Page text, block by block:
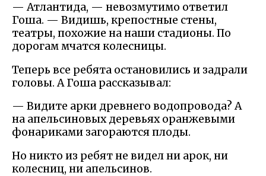
— Атлантида, — невозмутимо ответил
Гоша. — Видишь, крепостные стены,
театры, похожие на наши стадионы. По
дорогам мчатся колесницы.
Теперь все ребята остановились и задрали
головы. А Гоша рассказывал:
— Видите арки древнего водопровода? А
на апельсиновых деревьях оранжевыми
фонариками загораются плоды.
Но никто из ребят не видел ни арок, ни
колесниц, ни апельсинов.